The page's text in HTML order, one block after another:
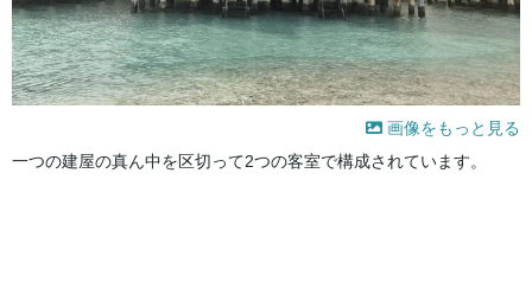
画像をもっと見る
一つの建屋の真ん中を区切って2つの客室で構成されています。